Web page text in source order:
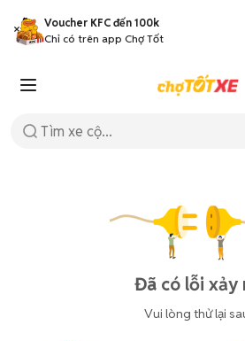
Voucher KFC đến 100k
Chỉ có trên app Chợ Tốt
Đã có lỗi xảy
Vui lòng thử lại